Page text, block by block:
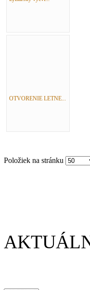
OTVORENIE LETNE...
Položiek na stránku